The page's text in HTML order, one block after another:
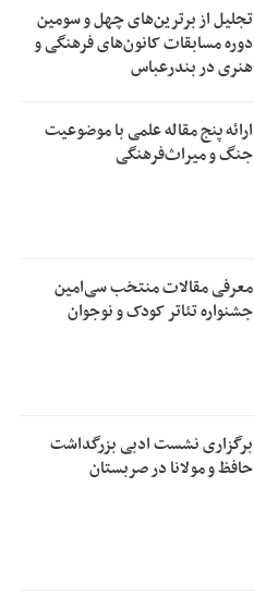
تجلیل از بر‌ترین‌های چهل و سومین
دوره مسابقات کانون‌های فرهنگی و
هنری در بندرعباس
ارائه پنج مقاله علمی با موضوعیت
جنگ و میراث‌فرهنگی
معرفی مقالات منتخب سی‌امین
جشنواره تئاتر کودک و نوجوان
برگزاری نشست ادبی بزرگداشت
حافظ و مولانا در صربستان